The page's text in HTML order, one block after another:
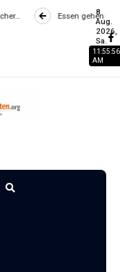
Essen gehen wird zum
8
Aug.
2026,
Sa.
11:55:56
AM